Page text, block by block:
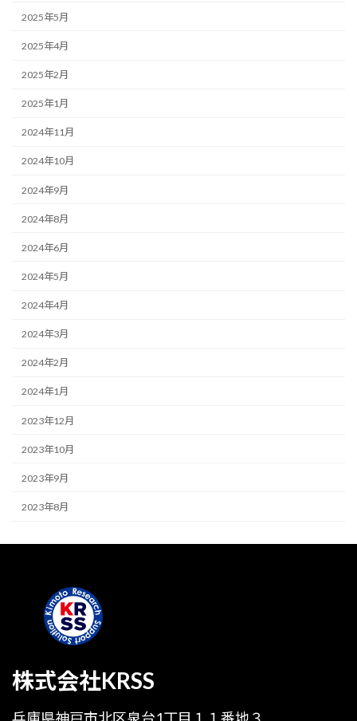
2025年5月
2025年4月
2025年2月
2025年1月
2024年11月
2024年10月
2024年9月
2024年8月
2024年6月
2024年5月
2024年4月
2024年3月
2024年2月
2024年1月
2023年12月
2023年10月
2023年9月
2023年8月
株式会社KRSS